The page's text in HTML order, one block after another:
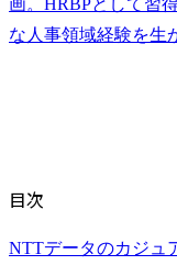
画。HRBPとして習
な人事領域経験を生
目次
NTTデータのカジュ